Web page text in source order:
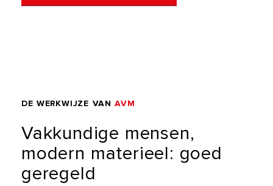
DE WERKWIJZE VAN AVM
Vakkundige mensen,
modern materieel: goed
geregeld